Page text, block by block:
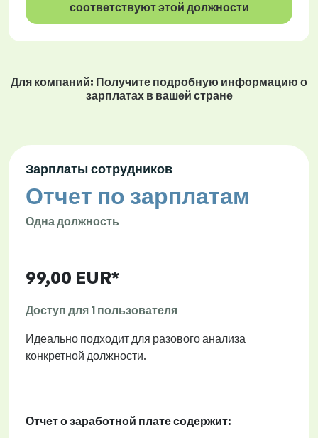
соответствуют этой должности
Для компаний: Получите подробную информацию о
зарплатах в вашей стране
Зарплаты сотрудников
Отчет по зарплатам
Одна должность
99,00 EUR*
Доступ для 1 пользователя
Идеально подходит для разового анализа
конкретной должности.
Отчет о заработной плате содержит: